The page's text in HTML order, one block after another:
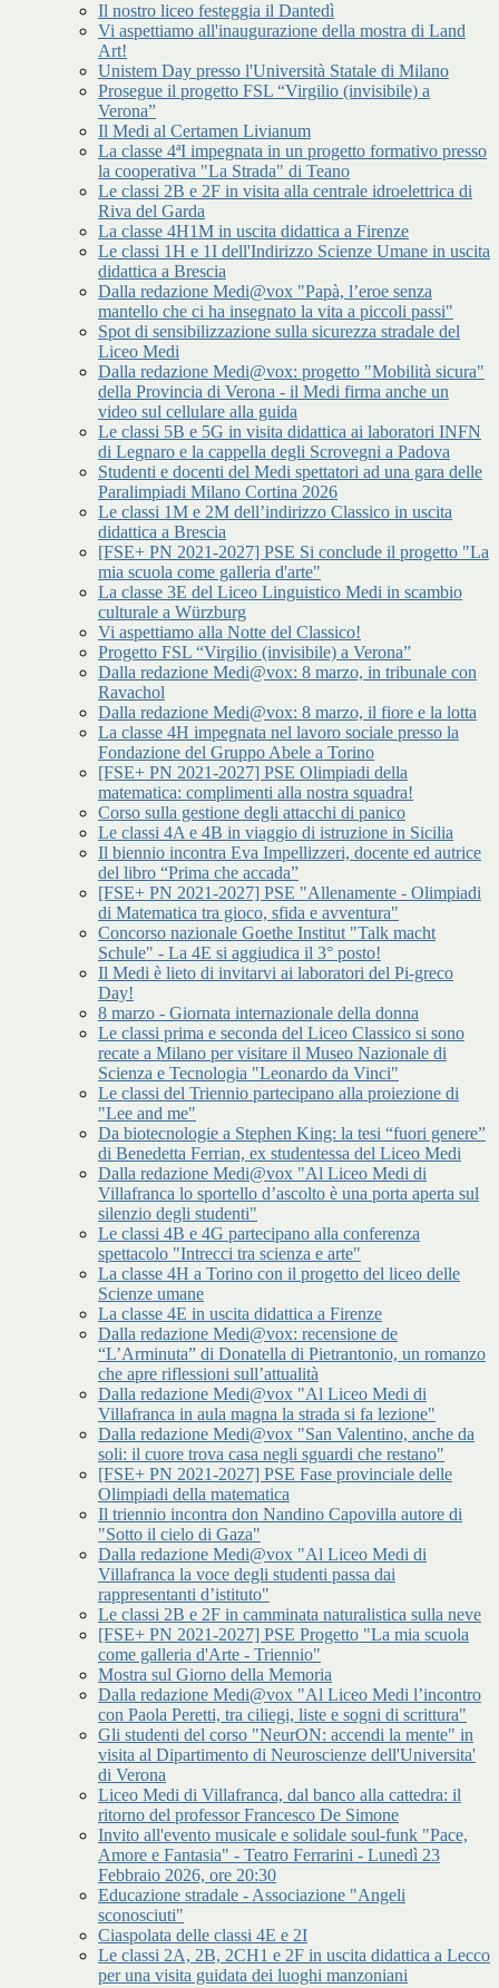
Il nostro liceo festeggia il Dantedì
Vi aspettiamo all'inaugurazione della mostra di Land
Art!
Unistem Day presso l'Università Statale di Milano
Prosegue il progetto FSL “Virgilio (invisibile) a
Verona”
Il Medi al Certamen Livianum
La classe 4ªI impegnata in un progetto formativo presso
la cooperativa "La Strada" di Teano
Le classi 2B e 2F in visita alla centrale idroelettrica di
Riva del Garda
La classe 4H1M in uscita didattica a Firenze
Le classi 1H e 1I dell'Indirizzo Scienze Umane in uscita
didattica a Brescia
Dalla redazione Medi@vox "Papà, l’eroe senza
mantello che ci ha insegnato la vita a piccoli passi"
Spot di sensibilizzazione sulla sicurezza stradale del
Liceo Medi
Dalla redazione Medi@vox: progetto "Mobilità sicura"
della Provincia di Verona - il Medi firma anche un
video sul cellulare alla guida
Le classi 5B e 5G in visita didattica ai laboratori INFN
di Legnaro e la cappella degli Scrovegni a Padova
Studenti e docenti del Medi spettatori ad una gara delle
Paralimpiadi Milano Cortina 2026
Le classi 1M e 2M dell’indirizzo Classico in uscita
didattica a Brescia
[FSE+ PN 2021-2027] PSE Si conclude il progetto "La
mia scuola come galleria d'arte"
La classe 3E del Liceo Linguistico Medi in scambio
culturale a Würzburg
Vi aspettiamo alla Notte del Classico!
Progetto FSL “Virgilio (invisibile) a Verona”
Dalla redazione Medi@vox: 8 marzo, in tribunale con
Ravachol
Dalla redazione Medi@vox: 8 marzo, il fiore e la lotta
La classe 4H impegnata nel lavoro sociale presso la
Fondazione del Gruppo Abele a Torino
[FSE+ PN 2021-2027] PSE Olimpiadi della
matematica: complimenti alla nostra squadra!
Corso sulla gestione degli attacchi di panico
Le classi 4A e 4B in viaggio di istruzione in Sicilia
Il biennio incontra Eva Impellizzeri, docente ed autrice
del libro “Prima che accada”
[FSE+ PN 2021-2027] PSE "Allenamente - Olimpiadi
di Matematica tra gioco, sfida e avventura"
Concorso nazionale Goethe Institut "Talk macht
Schule" - La 4E si aggiudica il 3° posto!
Il Medi è lieto di invitarvi ai laboratori del Pi-greco
Day!
8 marzo - Giornata internazionale della donna
Le classi prima e seconda del Liceo Classico si sono
recate a Milano per visitare il Museo Nazionale di
Scienza e Tecnologia "Leonardo da Vinci"
Le classi del Triennio partecipano alla proiezione di
"Lee and me"
Da biotecnologie a Stephen King: la tesi “fuori genere”
di Benedetta Ferrian, ex studentessa del Liceo Medi
Dalla redazione Medi@vox "Al Liceo Medi di
Villafranca lo sportello d’ascolto è una porta aperta sul
silenzio degli studenti"
Le classi 4B e 4G partecipano alla conferenza
spettacolo "Intrecci tra scienza e arte"
La classe 4H a Torino con il progetto del liceo delle
Scienze umane
La classe 4E in uscita didattica a Firenze
Dalla redazione Medi@vox: recensione de
“L’Arminuta” di Donatella di Pietrantonio, un romanzo
che apre riflessioni sull’attualità
Dalla redazione Medi@vox "Al Liceo Medi di
Villafranca in aula magna la strada si fa lezione"
Dalla redazione Medi@vox "San Valentino, anche da
soli: il cuore trova casa negli sguardi che restano"
[FSE+ PN 2021-2027] PSE Fase provinciale delle
Olimpiadi della matematica
Il triennio incontra don Nandino Capovilla autore di
"Sotto il cielo di Gaza"
Dalla redazione Medi@vox "Al Liceo Medi di
Villafranca la voce degli studenti passa dai
rappresentanti d’istituto"
Le classi 2B e 2F in camminata naturalistica sulla neve
[FSE+ PN 2021-2027] PSE Progetto "La mia scuola
come galleria d'Arte - Triennio"
Mostra sul Giorno della Memoria
Dalla redazione Medi@vox "Al Liceo Medi l’incontro
con Paola Peretti, tra ciliegi, liste e sogni di scrittura"
Gli studenti del corso "NeurON: accendi la mente" in
visita al Dipartimento di Neuroscienze dell'Universita'
di Verona
Liceo Medi di Villafranca, dal banco alla cattedra: il
ritorno del professor Francesco De Simone
Invito all'evento musicale e solidale soul-funk "Pace,
Amore e Fantasia" - Teatro Ferrarini - Lunedì 23
Febbraio 2026, ore 20:30
Educazione stradale - Associazione "Angeli
sconosciuti"
Ciaspolata delle classi 4E e 2I
Le classi 2A, 2B, 2CH1 e 2F in uscita didattica a Lecco
per una visita guidata dei luoghi manzoniani